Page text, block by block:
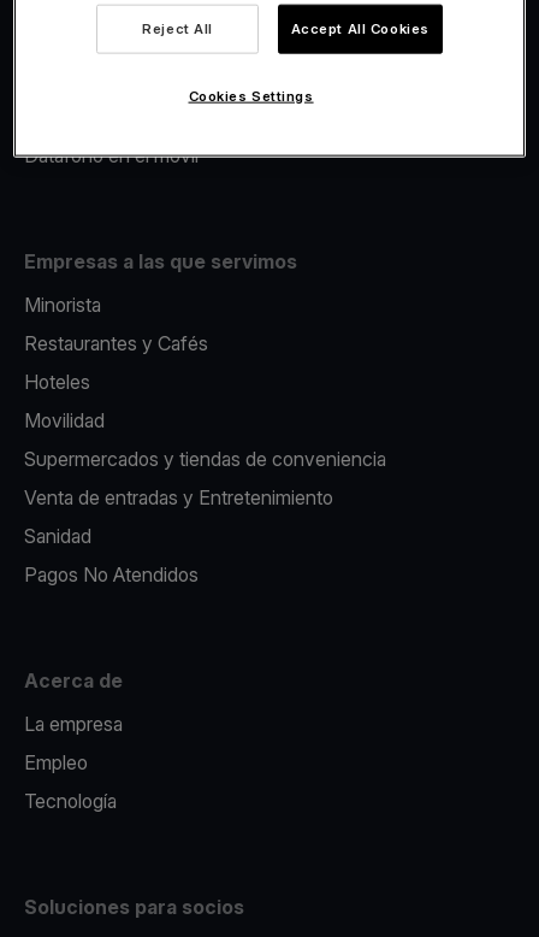
Avance Comercial
Datáfono en el movil
Empresas a las que servimos
Minorista
Restaurantes y Cafés
Hoteles
Movilidad
Supermercados y tiendas de conveniencia
Venta de entradas y Entretenimiento
Sanidad
Pagos No Atendidos
Acerca de
La empresa
Empleo
Tecnología
Soluciones para socios
Reject All Accept All Cookies
Cookies Settings